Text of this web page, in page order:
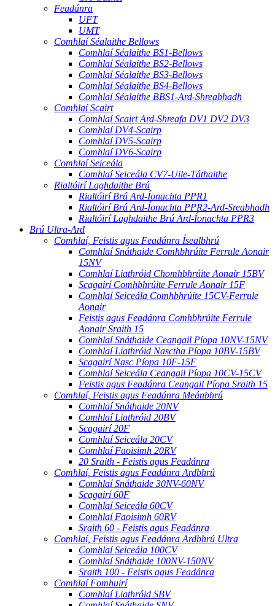
Feadánra
UFT
UMT
Comhlaí Séalaithe Bellows
Comhlaí Séalaithe BS1-Bellows
Comhlaí Séalaithe BS2-Bellows
Comhlaí Séalaithe BS3-Bellows
Comhlaí Séalaithe BS4-Bellows
Comhlaí Séalaithe BBS1-Ard-Shreabhadh
Comhlaí Scairt
Comhlaí Scairt Ard-Shreafa DV1 DV2 DV3
Comhlaí DV4-Scairp
Comhlaí DV5-Scairp
Comhlaí DV6-Scairp
Comhlaí Seiceála
Comhlaí Seiceála CV7-Uile-Táthaithe
Rialtóirí Laghdaithe Brú
Rialtóirí Brú Ard-Íonachta PPR1
Rialtóirí Brú Ard-Íonachta PPR2-Ard-Sreabhadh
Rialtóirí Laghdaithe Brú Ard-Íonachta PPR3
Brú Ultra-Ard
Comhlaí, Feistis agus Feadánra Ísealbhrú
Comhlaí Snáthaide Comhbhrúite Ferrule Aonair
15NV
Comhlaí Liathróid Chomhbhrúite Aonair 15BV
Scagairí Comhbhrúite Ferrule Aonair 15F
Comhlaí Seiceála Comhbhrúite 15CV-Ferrule
Aonair
Feistis agus Feadánra Comhbhrúite Ferrule
Aonair Sraith 15
Comhlaí Snáthaide Ceangail Píopa 10NV-15NV
Comhlaí Liathróid Nasctha Píopa 10BV-15BV
Scagairí Nasc Píopa 10F-15F
Comhlaí Seiceála Ceangail Píopa 10CV-15CV
Feistis agus Feadánra Ceangail Píopa Sraith 15
Comhlaí, Feistis agus Feadánra Meánbhrú
Comhlaí Snáthaide 20NV
Comhlaí Liathróid 20BV
Scagairí 20F
Comhlaí Seiceála 20CV
Comhlaí Faoisimh 20RV
20 Sraith - Feistis agus Feadánra
Comhlaí, Feistis agus Feadánra Ardbhrú
Comhlaí Snáthaide 30NV-60NV
Scagairí 60F
Comhlaí Seiceála 60CV
Comhlaí Faoisimh 60RV
Sraith 60 - Feistis agus Feadánra
Comhlaí, Feistis agus Feadánra Ardbhrú Ultra
Comhlaí Seiceála 100CV
Comhlaí Snáthaide 100NV-150NV
Sraith 100 - Feistis agus Feadánra
Comhlaí Fomhuirí
Comhlaí Liathróid SBV